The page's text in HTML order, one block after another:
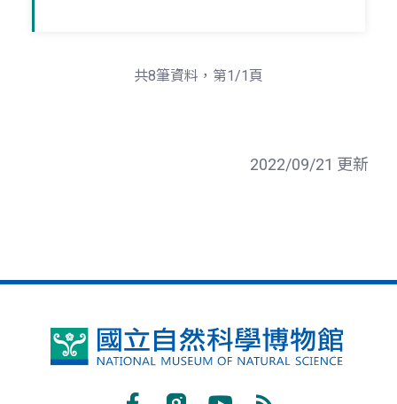
共8筆資料，第1/1頁
2022/09/21 更新
國